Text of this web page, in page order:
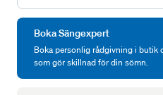
Boka Sängexpert
Boka personlig rådgivning i butik
som gör skillnad för din sömn.